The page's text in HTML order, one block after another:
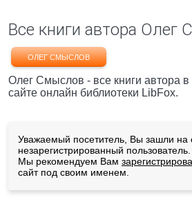
Все книги автора Олег
ОЛЕГ СМЫСЛОВ
Олег Смыслов - все книги автора
сайте онлайн библиотеки LibFox.
Уважаемый посетитель, Вы зашли на
незарегистрированный пользователь.
Мы рекомендуем Вам
сайт под своим именем.